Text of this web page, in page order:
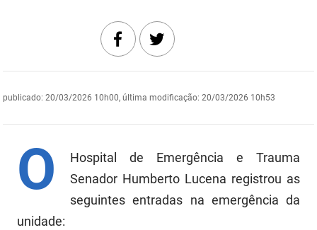
Secretaria de Governo
Infraestrutura e dos Recursos Hídricos
Juventude, Esporte e Lazer
Fapesq
Fundação Casa de José Américo
publicado: 20/03/2026 10h00, última modificação: 20/03/2026 10h53
O
Hospital de Emergência e Trauma
Senador Humberto Lucena registrou as
seguintes entradas na emergência da
unidade: